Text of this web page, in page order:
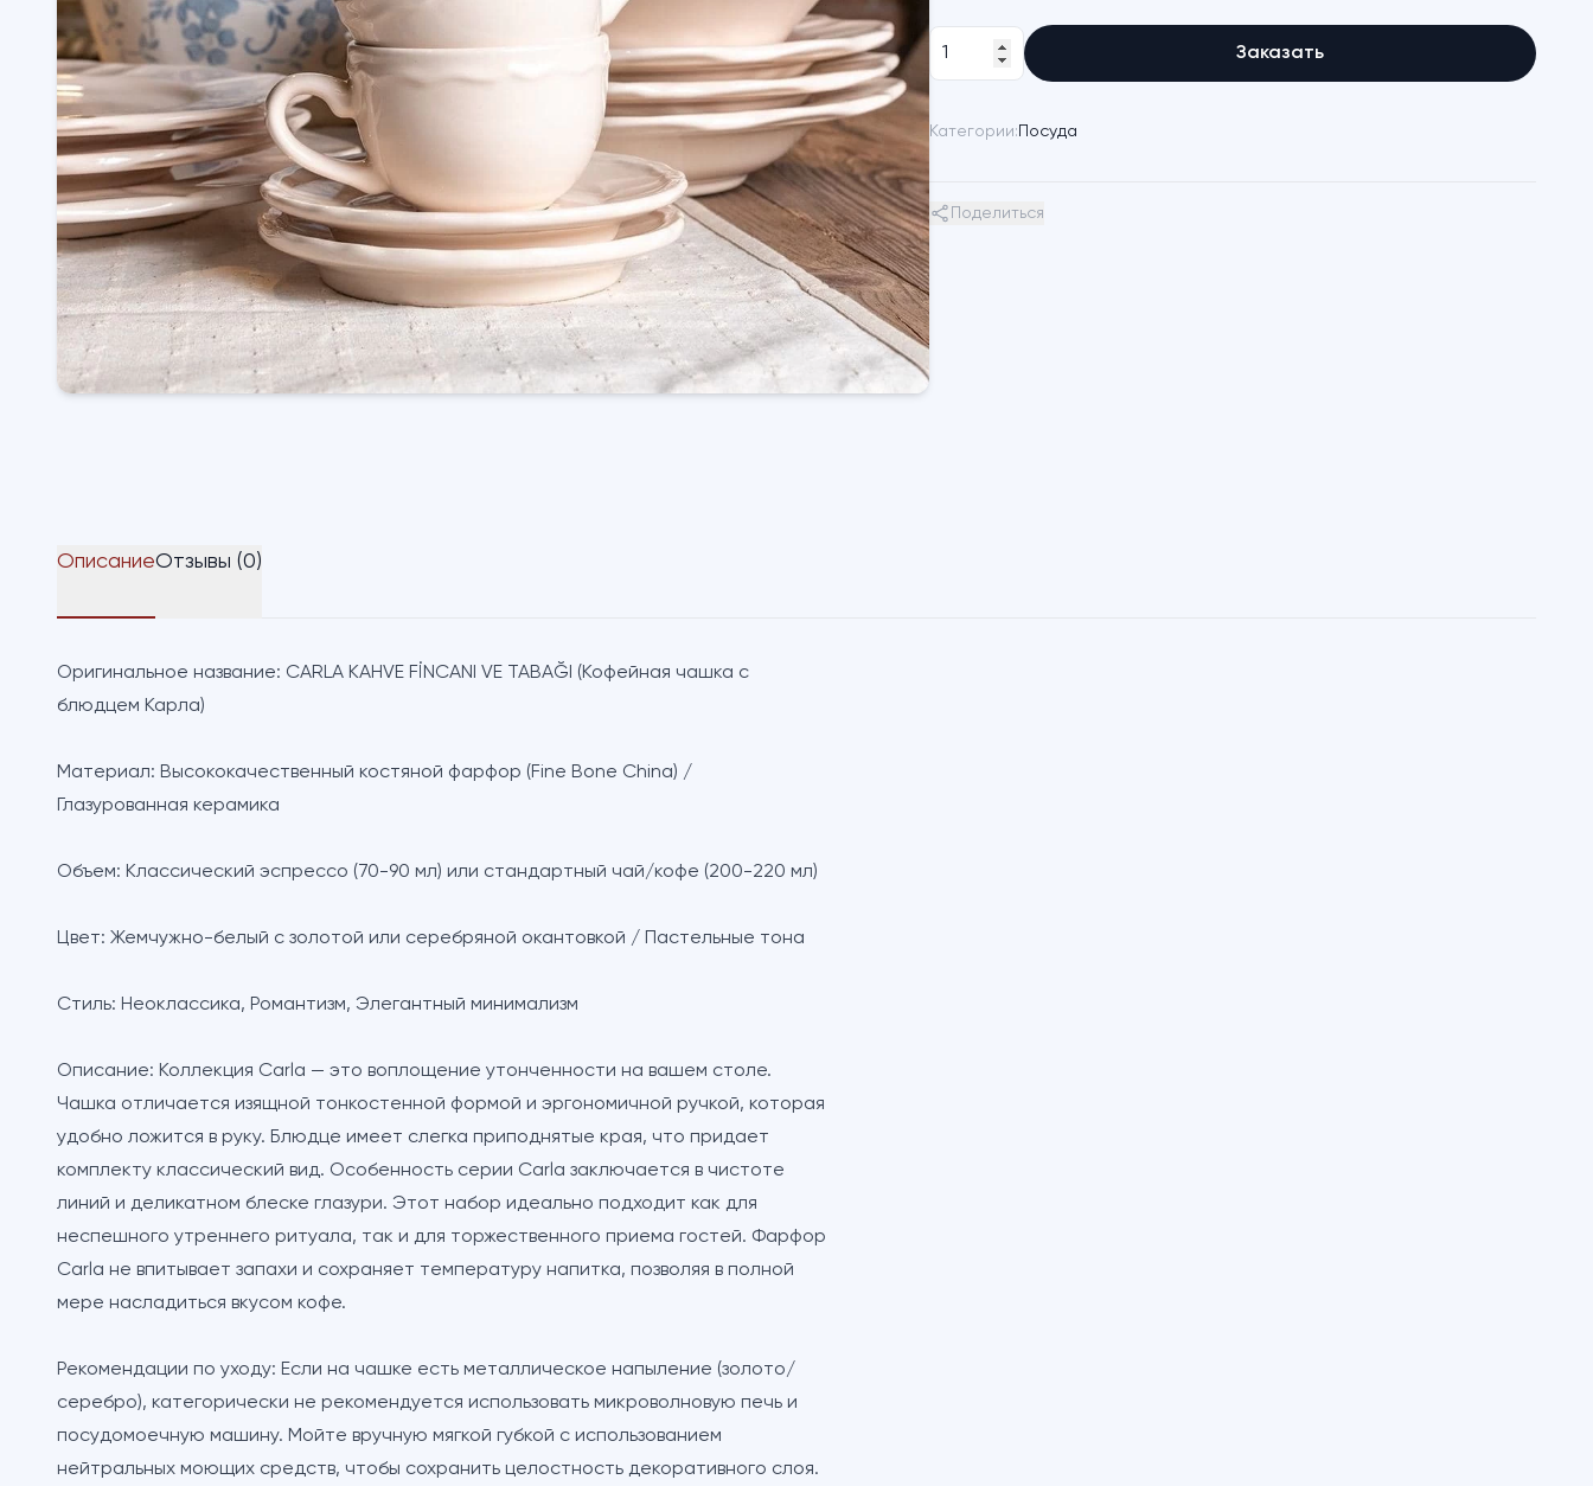
Заказать
Категории: Посуда
Поделиться
ОписаниеОтзывы (0)
Оригинальное название: CARLA KAHVE FİNCANI VE TABAĞI (Кофейная чашка с
блюдцем Карла)
Материал: Высококачественный костяной фарфор (Fine Bone China) /
Глазурованная керамика
Объем: Классический эспрессо (70-90 мл) или стандартный чай/кофе (200-220 мл)
Цвет: Жемчужно-белый с золотой или серебряной окантовкой / Пастельные тона
Стиль: Неоклассика, Романтизм, Элегантный минимализм
Описание: Коллекция Carla — это воплощение утонченности на вашем столе.
Чашка отличается изящной тонкостенной формой и эргономичной ручкой, которая
удобно ложится в руку. Блюдце имеет слегка приподнятые края, что придает
комплекту классический вид. Особенность серии Carla заключается в чистоте
линий и деликатном блеске глазури. Этот набор идеально подходит как для
неспешного утреннего ритуала, так и для торжественного приема гостей. Фарфор
Carla не впитывает запахи и сохраняет температуру напитка, позволяя в полной
мере насладиться вкусом кофе.
Рекомендации по уходу: Если на чашке есть металлическое напыление (золото/
серебро), категорически не рекомендуется использовать микроволновую печь и
посудомоечную машину. Мойте вручную мягкой губкой с использованием
нейтральных моющих средств, чтобы сохранить целостность декоративного слоя.